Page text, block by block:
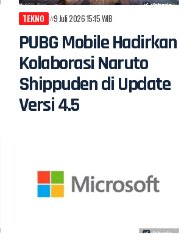
TEKNO 9 Juli 2026 15:15 WIB
PUBG Mobile Hadirkan
Kolaborasi Naruto
Shippuden di Update
Versi 4.5